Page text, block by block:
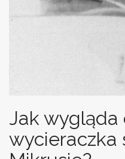
Jak wygląda
wycieraczka